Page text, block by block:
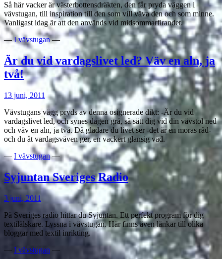
Så här vacker är västerbottensdräkten, den får pryda väggen i
vävstugan, till inspiration till den som vill väva den och som minne.
Vanligast idag är att den används vid midsommarfirandet.
—I vävstugan—
Är du vid vardagslivet led? Väv en aln, ja
två!
13 juni, 2011
Vävstugans vägg pryds av denna osignerade dikt: -Är du vid
vardagslivet led, och synes dagen grå, så sätt dig vid din vävstol ned
och väv en aln, ja två. Då gladare du livet ser -det är en moras råd-
och du åt vardagsväven ger, en vackert glansig våd.
—I vävstugan—
Syjuntan Sveriges Radio
3 juni, 2011
På Sveriges radio hittar du Syjuntan. Ett perfekt program för dig
textilälskare. Lyssna i vävstugan. Här finns även länkar till olika
bloggar med textil inrikting.
— I vävstugan —